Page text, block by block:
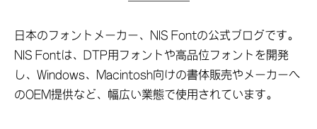
日本のフォントメーカー、NIS Fontの公式ブログです。
NIS Fontは、DTP用フォントや高品位フォントを開発
し、Windows、Macintosh向けの書体販売やメーカーへ
のOEM提供など、幅広い業態で使用されています。